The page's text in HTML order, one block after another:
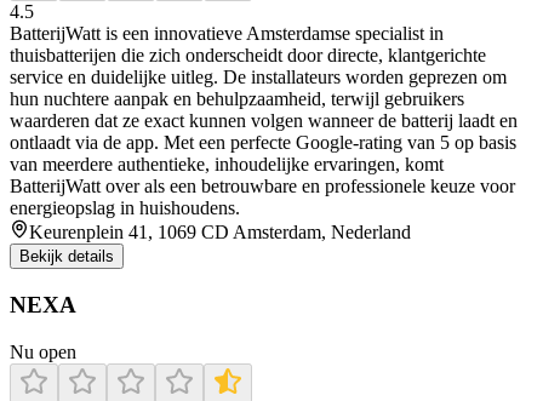
4.5
BatterijWatt is een innovatieve Amsterdamse specialist in
thuisbatterijen die zich onderscheidt door directe, klantgerichte
service en duidelijke uitleg. De installateurs worden geprezen om
hun nuchtere aanpak en behulpzaamheid, terwijl gebruikers
waarderen dat ze exact kunnen volgen wanneer de batterij laadt en
ontlaadt via de app. Met een perfecte Google-rating van 5 op basis
van meerdere authentieke, inhoudelijke ervaringen, komt
BatterijWatt over als een betrouwbare en professionele keuze voor
energieopslag in huishoudens.
Keurenplein 41, 1069 CD Amsterdam, Nederland
Bekijk details
NEXA
Nu open